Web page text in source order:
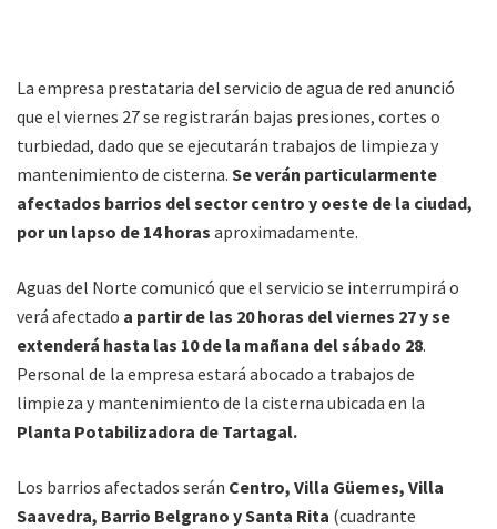
La empresa prestataria del servicio de agua de red anunció
que el viernes 27 se registrarán bajas presiones, cortes o
turbiedad, dado que se ejecutarán trabajos de limpieza y
mantenimiento de cisterna. Se verán particularmente
afectados barrios del sector centro y oeste de la ciudad,
por un lapso de 14 horas aproximadamente.
Aguas del Norte comunicó que el servicio se interrumpirá o
verá afectado a partir de las 20 horas del viernes 27 y se
extenderá hasta las 10 de la mañana del sábado 28.
Personal de la empresa estará abocado a trabajos de
limpieza y mantenimiento de la cisterna ubicada en la
Planta Potabilizadora de Tartagal.
Los barrios afectados serán Centro, Villa Güemes, Villa
Saavedra, Barrio Belgrano y Santa Rita (cuadrante